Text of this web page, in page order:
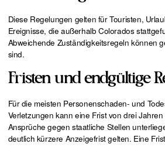
Diese Regelungen gelten für Touristen,
Ereignisse, die außerhalb Colorados
Abweichende Zuständigkeitsregeln können
sind.
Fristen und endgültige
Für die meisten Personenschaden- und
Verletzungen kann eine Frist von drei
Ansprüche gegen staatliche Stellen
deutlich kürzere Anzeigefrist gelten. Eine